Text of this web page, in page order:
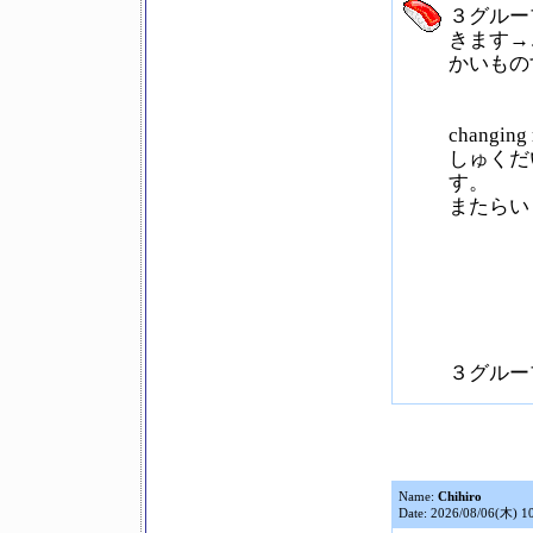
３グル
きます→
かいも
しゅく
す。
またら
３グル
Name: Chihiro
Date: 2026/08/06(木)